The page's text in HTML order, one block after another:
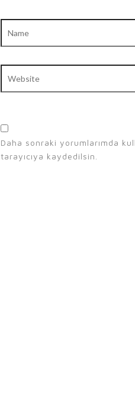
Daha sonraki yorumlarımda
tarayıcıya kaydedilsin.